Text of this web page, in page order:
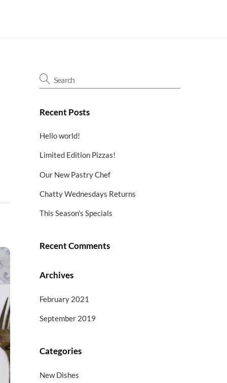
Recent Posts
Hello world!
Limited Edition Pizzas!
Our New Pastry Chef
Chatty Wednesdays Returns
This Season’s Specials
Recent Comments
Archives
February 2021
September 2019
Categories
New Dishes